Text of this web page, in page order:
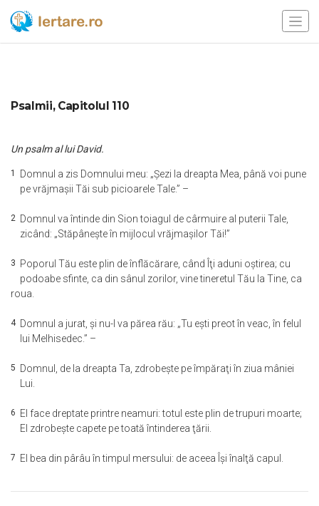
Psalmii, Capitolul 110
Un psalm al lui David.
1 Domnul a zis Domnului meu: „Şezi la dreapta Mea, până voi pune
pe vrăjmaşii Tăi sub picioarele Tale.” –
2 Domnul va întinde din Sion toiagul de cârmuire al puterii Tale,
zicând: „Stăpâneşte în mijlocul vrăjmaşilor Tăi!”
3 Poporul Tău este plin de înflăcărare, când Îţi aduni oştirea; cu
podoabe sfinte, ca din sânul zorilor, vine tineretul Tău la Tine, ca
roua.
4 Domnul a jurat, şi nu-I va părea rău: „Tu eşti preot în veac, în felul
lui Melhisedec.” –
5 Domnul, de la dreapta Ta, zdrobeşte pe împăraţi în ziua mâniei
Lui.
6 El face dreptate printre neamuri: totul este plin de trupuri moarte;
El zdrobeşte capete pe toată întinderea ţării.
7 El bea din pârâu în timpul mersului: de aceea Îşi înalţă capul.